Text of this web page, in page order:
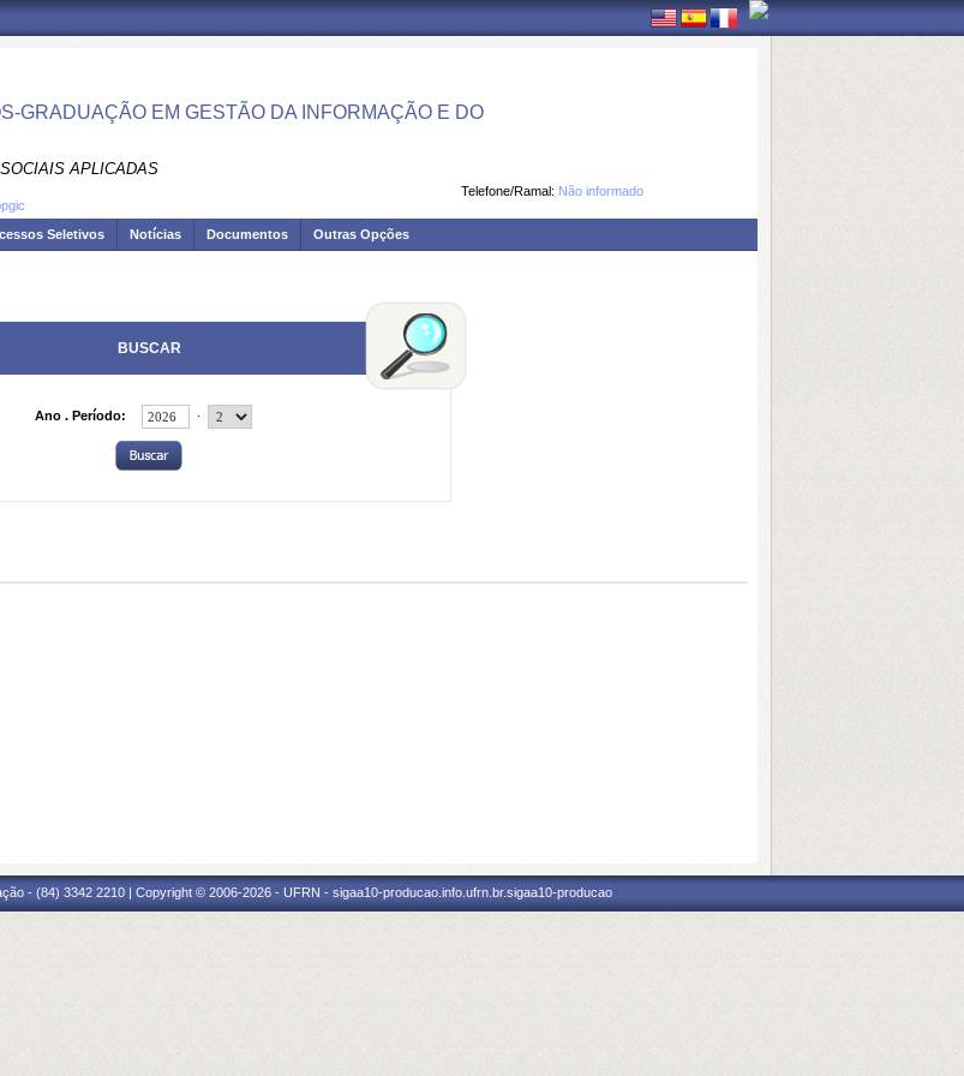
GRADUAÇÃO EM GESTÃO DA INFORMAÇÃO E DO
APLICADAS
Telefone/Ramal: Não informado
Seletivos Notícias Documentos Outras Opções
BUSCAR
Ano . Período:
- (84) 3342 2210 | Copyright © 2006-2026 - UFRN - sigaa10-producao.info.ufrn.br.sigaa10-producao